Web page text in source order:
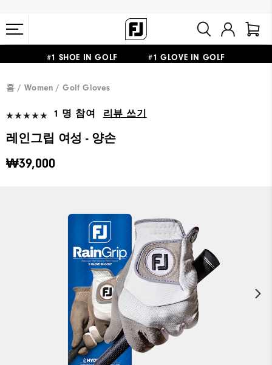
#1 SHOE IN GOLF #1 GLOVE IN GOLF
홈 Women Golf Gloves
1 명 참여 리뷰 쓰기
레인그립 여성 - 양손
₩39,000